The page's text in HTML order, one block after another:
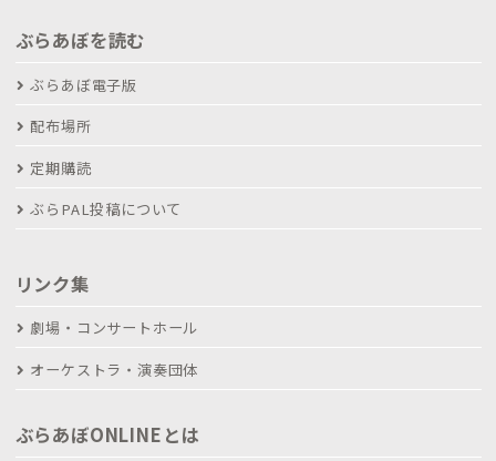
ぶらあぼを読む
ぶらあぼ電子版
配布場所
定期購読
ぶらPAL投稿について
リンク集
劇場・コンサートホール
オーケストラ・演奏団体
ぶらあぼONLINEとは